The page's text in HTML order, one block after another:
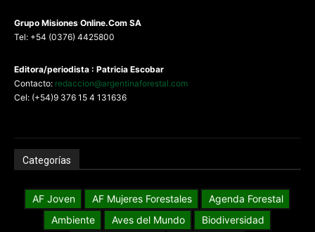
Grupo Misiones Online.Com SA
Tel: +54 (0376) 4425800
Editora/periodista : Patricia Escobar
Contacto: redaccion@argentinaforestal.com
Cel: (+54)9 376 15 4 131636
Categorías
AF Joven AF Mujeres Forestales
Agenda Forestal
Ambiente
Aves del Mundo
Biodiversidad